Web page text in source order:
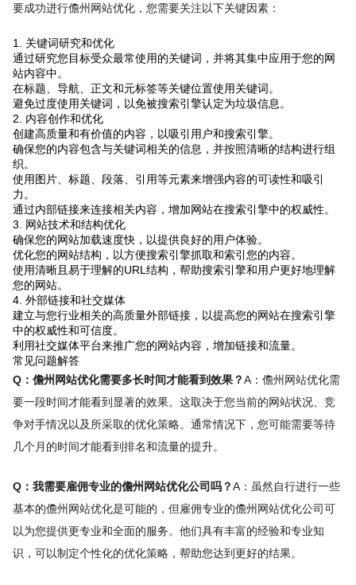
要成功进行儋州网站优化，您需要关注以下关键因素：
1. 关键词研究和优化
通过研究您目标受众最常使用的关键词，并将其集中应用于您的网
站内容中。
在标题、导航、正文和元标签等关键位置使用关键词。
避免过度使用关键词，以免被搜索引擎认定为垃圾信息。
2. 内容创作和优化
创建高质量和有价值的内容，以吸引用户和搜索引擎。
确保您的内容包含与关键词相关的信息，并按照清晰的结构进行组
织。
使用图片、标题、段落、引用等元素来增强内容的可读性和吸引
力。
通过内部链接来连接相关内容，增加网站在搜索引擎中的权威性。
3. 网站技术和结构优化
确保您的网站加载速度快，以提供良好的用户体验。
优化您的网站结构，以方便搜索引擎抓取和索引您的内容。
使用清晰且易于理解的URL结构，帮助搜索引擎和用户更好地理解
您的网站。
4. 外部链接和社交媒体
建立与您行业相关的高质量外部链接，以提高您的网站在搜索引擎
中的权威性和可信度。
利用社交媒体平台来推广您的网站内容，增加链接和流量。
常见问题解答
Q：儋州网站优化需要多长时间才能看到效果？A：儋州网站优化需
要一段时间才能看到显著的效果。这取决于您当前的网站状况、竞
争对手情况以及所采取的优化策略。通常情况下，您可能需要等待
几个月的时间才能看到排名和流量的提升。
Q：我需要雇佣专业的儋州网站优化公司吗？A：虽然自行进行一些
基本的儋州网站优化是可能的，但雇佣专业的儋州网站优化公司可
以为您提供更专业和全面的服务。他们具有丰富的经验和专业知
识，可以制定个性化的优化策略，帮助您达到更好的结果。